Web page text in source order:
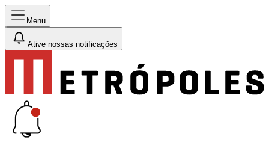
Menu
Ative nossas notificações